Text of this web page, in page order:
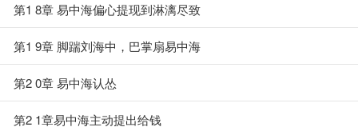
第1 8章 易中海偏心提现到淋漓尽致
第1 9章 脚踹刘海中，巴掌扇易中海
第2 0章 易中海认怂
第2 1章易中海主动提出给钱